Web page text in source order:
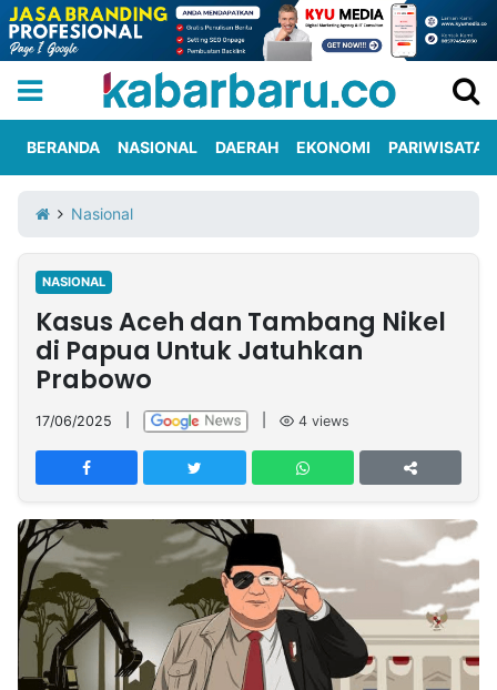
Iklan
Berita
Kami
Nasional
International
Olahraga
Entertainment
Daerah
Pariwisata
Kuliner
Kolom
Network
PT
TREETAN
INDONESIA
Partner
Insight
NTB
Suara
Time
Lens
IDN
Daily
Jogja
Jalan
Rakyat
Idealita
News
Kita
Notice
Dinamikapost.com
Radar
Baru
Seedbacklink
BERANDA NASIONAL DAERAH EKONOMI PARIWISATA
Nasional
NASIONAL
Kasus Aceh dan Tambang Nikel
di Papua Untuk Jatuhkan
Prabowo
17/06/2025 4 views